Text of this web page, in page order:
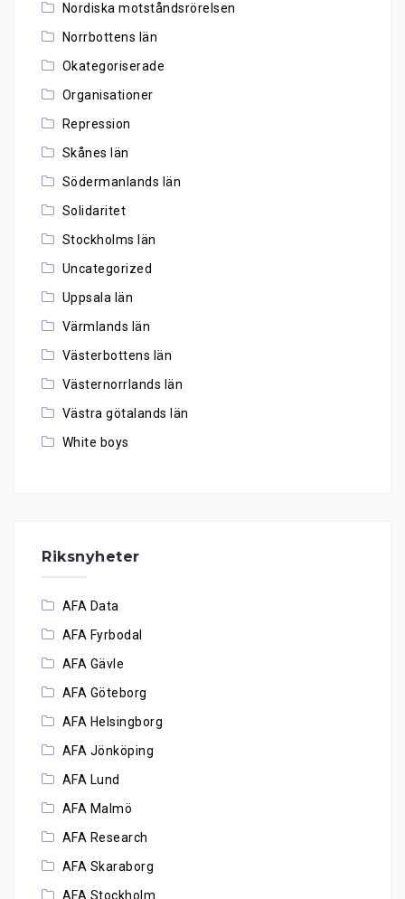
Nordiska motståndsrörelsen
Norrbottens län
Okategoriserade
Organisationer
Repression
Skånes län
Södermanlands län
Solidaritet
Stockholms län
Uncategorized
Uppsala län
Värmlands län
Västerbottens län
Västernorrlands län
Västra götalands län
White boys
Riksnyheter
AFA Data
AFA Fyrbodal
AFA Gävle
AFA Göteborg
AFA Helsingborg
AFA Jönköping
AFA Lund
AFA Malmö
AFA Research
AFA Skaraborg
AFA Stockholm